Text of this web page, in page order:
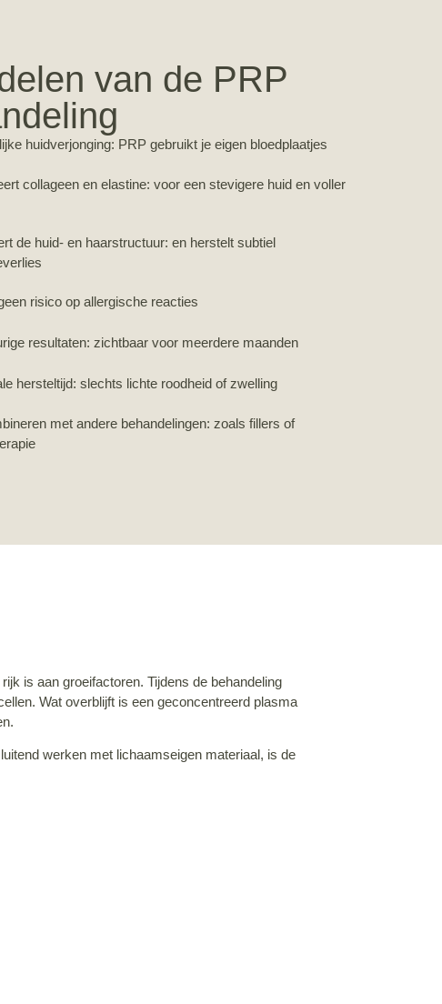
van de PRP
huidverjonging: PRP gebruikt je eigen bloedplaatjes
collageen en elastine: voor een stevigere huid en voller
de huid- en haarstructuur: en herstelt subtiel
risico op allergische reacties
resultaten: zichtbaar voor meerdere maanden
hersteltijd: slechts lichte roodheid of zwelling
met andere behandelingen: zoals fillers of
is aan groeifactoren. Tijdens de behandeling
Wat overblijft is een geconcentreerd plasma
werken met lichaamseigen materiaal, is de